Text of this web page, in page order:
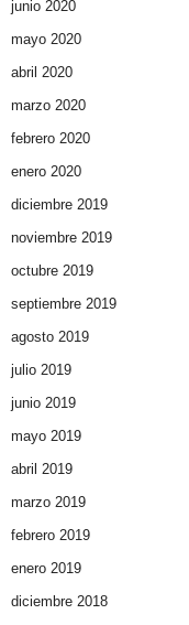
junio 2020
mayo 2020
abril 2020
marzo 2020
febrero 2020
enero 2020
diciembre 2019
noviembre 2019
octubre 2019
septiembre 2019
agosto 2019
julio 2019
junio 2019
mayo 2019
abril 2019
marzo 2019
febrero 2019
enero 2019
diciembre 2018